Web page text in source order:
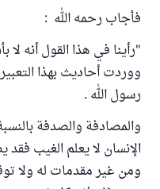
فأجاب رحمه الله :
"رأينا في هذا القول أنه
ووردت أحاديث بهذا
رسول الله .
والمصادفة والصدفة
الإنسان لا يعلم الغيب
ومن غير مقدمات له ولا